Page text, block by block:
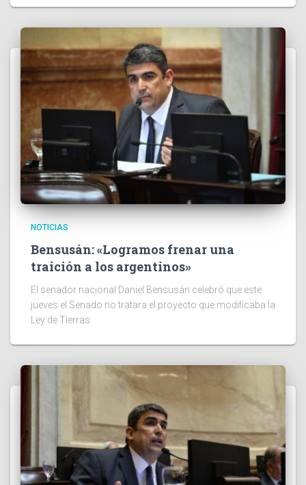
NOTICIAS
Bensusán: «Logramos frenar una
traición a los argentinos»
El senador nacional Daniel Bensusán celebró que este
jueves el Senado no tratara el proyecto que modificaba la
Ley de Tierras